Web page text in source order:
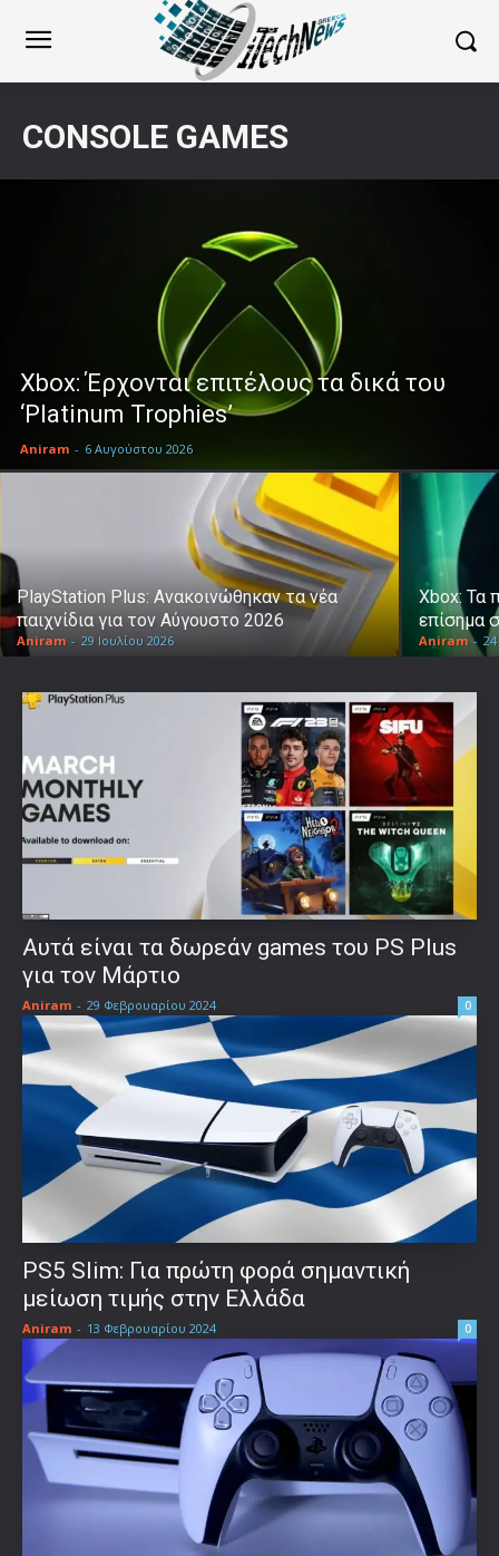
CONSOLE GAMES
Xbox: Έρχονται επιτέλους τα δικά του
‘Platinum Trophies’
Aniram - 6 Αυγούστου 2026
PlayStation Plus: Ανακοινώθηκαν τα νέα
παιχνίδια για τον Αύγουστο 2026
Aniram - 29 Ιουλίου 2026
Xbox: Τα
επίσημα
Aniram -
Αυτά είναι τα δωρεάν games του PS Plus
για τον Μάρτιο
Aniram - 29 Φεβρουαρίου 2024 0
PS5 Slim: Για πρώτη φορά σημαντική
μείωση τιμής στην Ελλάδα
Aniram - 13 Φεβρουαρίου 2024 0